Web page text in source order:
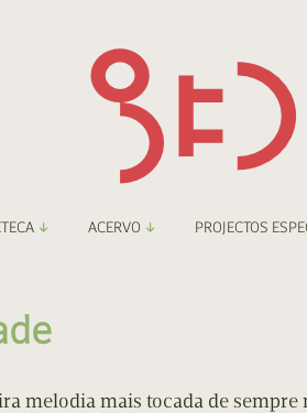
da Bedeteca
ACERVO PROJECTOS
melodia mais tocada de